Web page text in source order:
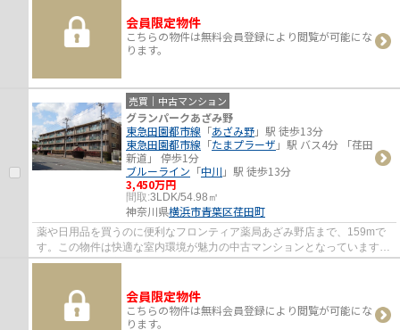
会員限定物件
こちらの物件は無料会員登録により閲覧が可能にな
ります。
売買｜中古マンション
グランパークあざみ野
東急田園都市線 「あざみ野」駅 徒歩13分
東急田園都市線 「たまプラーザ 」駅 バス4分 「荏田
新道」 停歩1分
ブルーライン 「中川 」駅 徒歩13分
3,450万円
間取:3LDK/54.98㎡
神奈川県横浜市青葉区荏田町
薬や日用品を買うのに便利なフロンティア薬局あざみ野店まで、159mで
す。この物件は快適な室内環境が魅力の中古マンションとなっています。
必須条件として挙げる方が多い、エレベータ...
会員限定物件
こちらの物件は無料会員登録により閲覧が可能にな
ります。